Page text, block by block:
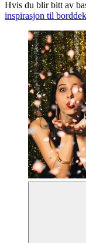
Hvis du blir bitt av
inspirasjon til